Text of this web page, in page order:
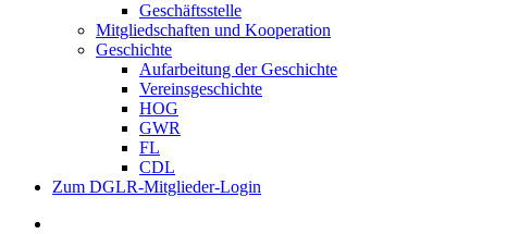
Geschäftsstelle
Mitgliedschaften und Kooperation
Geschichte
Aufarbeitung der Geschichte
Vereinsgeschichte
HOG
GWR
FL
CDL
Zum DGLR-Mitglieder-Login